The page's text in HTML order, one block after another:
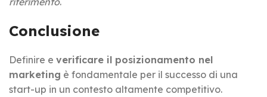
Conclusione
Definire e verificare il posizionamento nel
marketing è fondamentale per il successo di una
start-up in un contesto altamente competitivo.